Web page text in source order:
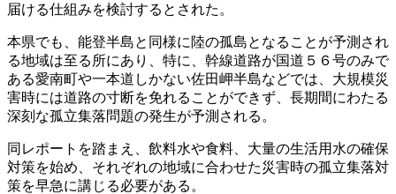
届ける仕組みを検討するとされた。
本県でも、能登半島と同様に陸の孤島となることが予測され
る地域は至る所にあり、特に、幹線道路が国道５６号のみで
ある愛南町や一本道しかない佐田岬半島などでは、大規模災
害時には道路の寸断を免れることができず、長期間にわたる
深刻な孤立集落問題の発生が予測される。
同レポートを踏まえ、飲料水や食料、大量の生活用水の確保
対策を始め、それぞれの地域に合わせた災害時の孤立集落対
策を早急に講じる必要がある。